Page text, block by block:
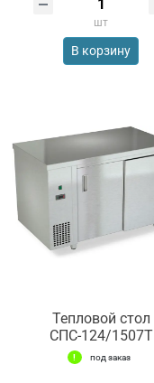
шт
В корзину
Тепловой стол
СПС-124/1507Т
под заказ